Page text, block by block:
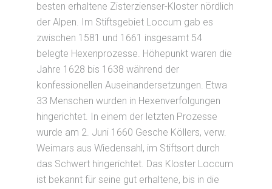
besten erhaltene Zisterzienser-Kloster nördlich
der Alpen. Im Stiftsgebiet Loccum gab es
zwischen 1581 und 1661 insgesamt 54
belegte Hexenprozesse. Höhepunkt waren die
Jahre 1628 bis 1638 während der
konfessionellen Auseinandersetzungen. Etwa
33 Menschen wurden in Hexenverfolgungen
hingerichtet. In einem der letzten Prozesse
wurde am 2. Juni 1660 Gesche Köllers, verw.
Weimars aus Wiedensahl, im Stiftsort durch
das Schwert hingerichtet. Das Kloster Loccum
ist bekannt für seine gut erhaltene, bis in die